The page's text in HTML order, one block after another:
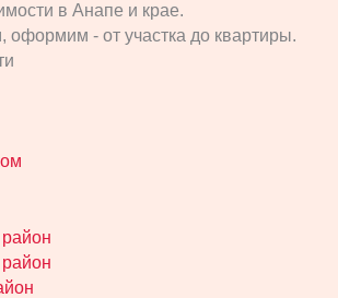
в Анапе и крае.
оформим - от участка до квартиры.